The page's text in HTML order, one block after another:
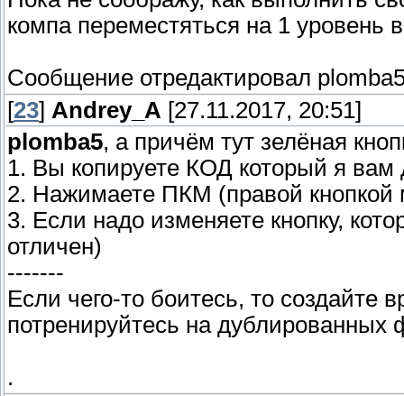
компа переместяться на 1 уровень
Сообщение отредактировал
[23] Andrey_A [27.11.2017, 20:51]
plomba5, а причём тут зелёная
1. Вы копируете КОД который я
2. Нажимаете ПКМ (правой кнопкой
3. Если надо изменяете кнопку,
отличен)
-------
Если чего-то боитесь, то
потренируйтесь на дублированных
.